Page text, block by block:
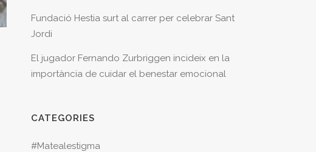
Fundació Hestia surt al carrer per celebrar Sant
Jordi
El jugador Fernando Zurbriggen incideix en la
importància de cuidar el benestar emocional
CATEGORIES
#Matealestigma